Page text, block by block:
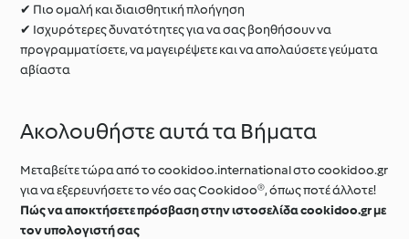
✔ Πιο ομαλή και διαισθητική πλοήγηση
✔ Ισχυρότερες δυνατότητες για να σας βοηθήσουν να
προγραμματίσετε, να μαγειρέψετε και να απολαύσετε γεύματα
αβίαστα
Ακολουθήστε αυτά τα Βήματα
Μεταβείτε τώρα από το cookidoo.international στο cookidoo.gr
για να εξερευνήσετε το νέο σας Cookidoo®, όπως ποτέ άλλοτε!
Πώς να αποκτήσετε πρόσβαση στην ιστοσελίδα cookidoo.gr με
τον υπολογιστή σας